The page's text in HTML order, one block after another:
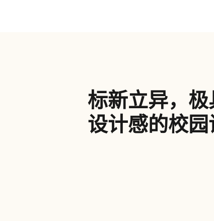
标新立异，
设计感的校园